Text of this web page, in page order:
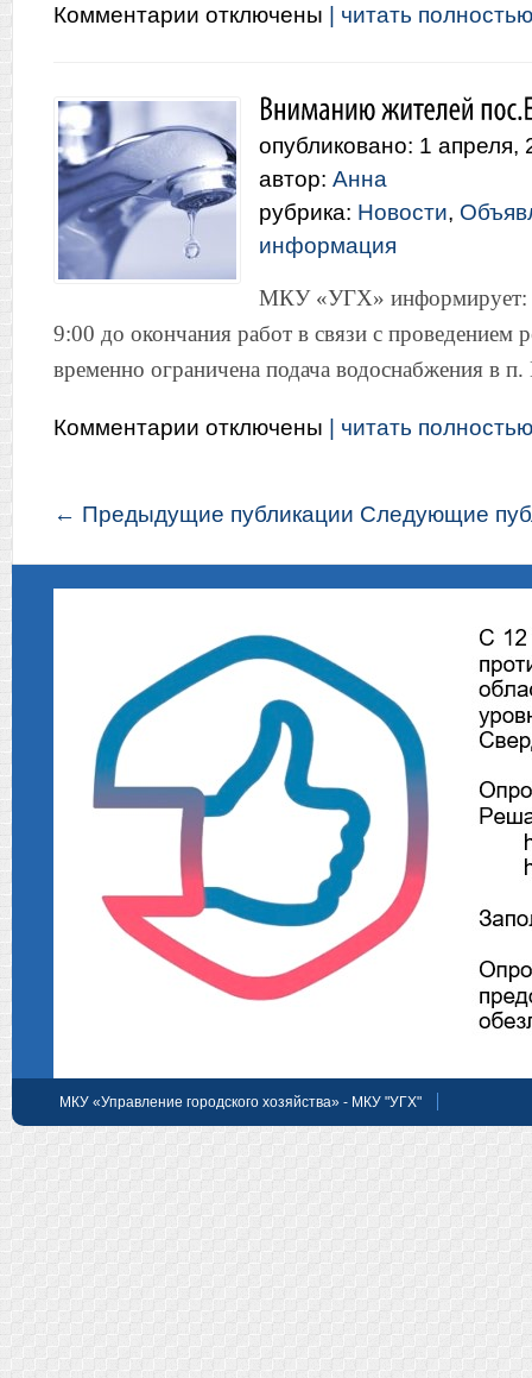
Комментарии
пос.Бушуевка
отключены | читать
опубликовано: 1 апреля,
автор: Анна
рубрика: Новости,
информация
МКУ «УГХ» информирует:
9:00 до окончания работ в связи с проведением
временно ограничена подача водоснабжения в
Комментарии
пос.Елкино
отключены | читать
← Предыдущие публикации Следующие
МКУ «Управление городского хозяйства» - МКУ "УГХ"